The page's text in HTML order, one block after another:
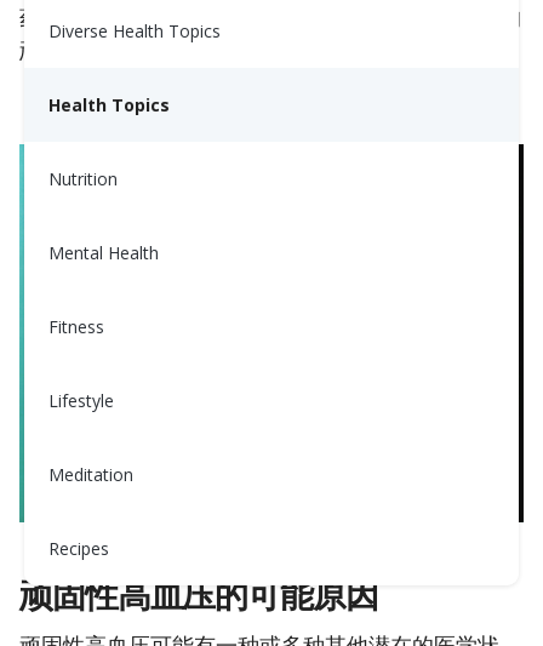
Diverse Health Topics
Health Topics
Nutrition
Mental Health
Fitness
Lifestyle
Meditation
Recipes
药，但是您的血压仍然没有任何变化。这就是所谓的
顽固性高血压。简而言之，这意味着您的高血压
（继发性）病因。
顽固性高血压的可能原因